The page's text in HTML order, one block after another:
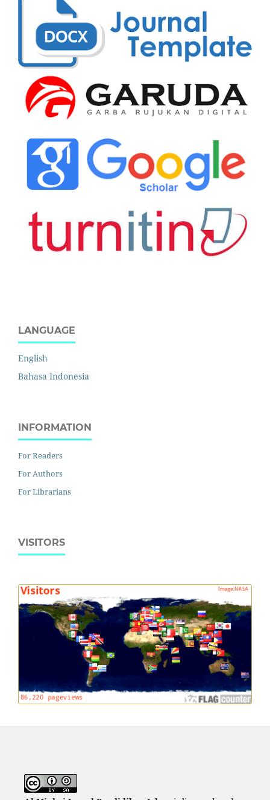
LANGUAGE
English
Bahasa Indonesia
INFORMATION
For Readers
For Authors
For Librarians
VISITORS